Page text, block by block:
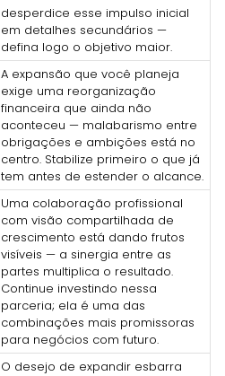
desperdice esse impulso inicial
em detalhes secundários —
defina logo o objetivo maior.
A expansão que você planeja
exige uma reorganização
financeira que ainda não
aconteceu — malabarismo entre
obrigações e ambições está no
centro. Stabilize primeiro o que já
tem antes de estender o alcance.
Uma colaboração profissional
com visão compartilhada de
crescimento está dando frutos
visíveis — a sinergia entre as
partes multiplica o resultado.
Continue investindo nessa
parceria; ela é uma das
combinações mais promissoras
para negócios com futuro.
O desejo de expandir esbarra